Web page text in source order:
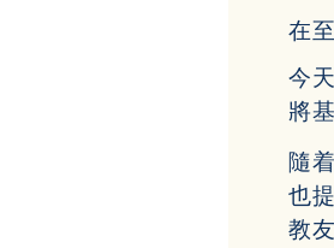
在
今
將
隨
也
教